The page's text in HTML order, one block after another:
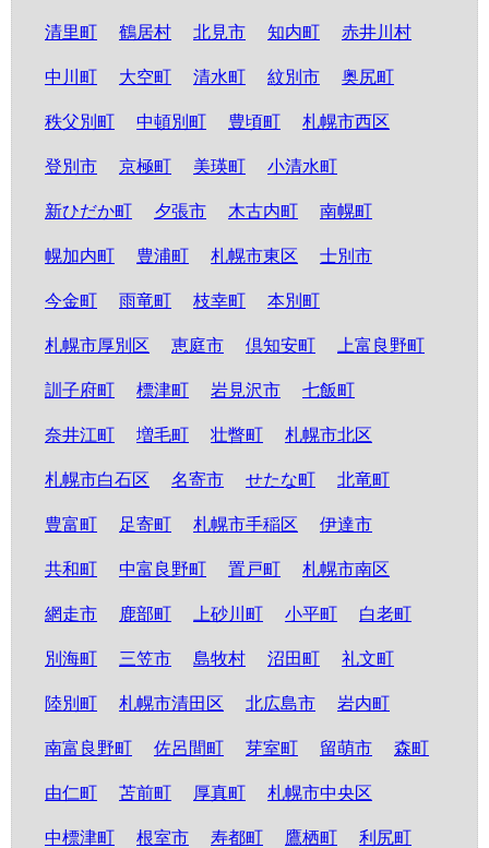
清里町 鶴居村 北見市 知内町 赤井川村
中川町 大空町 清水町 紋別市 奥尻町
秩父別町 中頓別町 豊頃町 札幌市西区
登別市 京極町 美瑛町 小清水町
新ひだか町 夕張市 木古内町 南幌町
幌加内町 豊浦町 札幌市東区 士別市
今金町 雨竜町 枝幸町 本別町
札幌市厚別区 恵庭市 倶知安町 上富良野町
訓子府町 標津町 岩見沢市 七飯町
奈井江町 増毛町 壮瞥町 札幌市北区
札幌市白石区 名寄市 せたな町 北竜町
豊富町 足寄町 札幌市手稲区 伊達市
共和町 中富良野町 置戸町 札幌市南区
網走市 鹿部町 上砂川町 小平町 白老町
別海町 三笠市 島牧村 沼田町 礼文町
陸別町 札幌市清田区 北広島市 岩内町
南富良野町 佐呂間町 芽室町 留萌市 森町
由仁町 苫前町 厚真町 札幌市中央区
中標津町 根室市 寿都町 鷹栖町 利尻町